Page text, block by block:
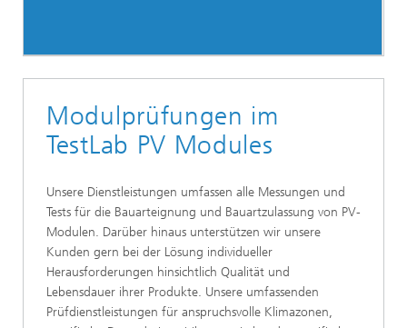
Modulprüfungen im
TestLab PV Modules
Unsere Dienstleistungen umfassen alle Messungen und
Tests für die Bauarteignung und Bauartzulassung von PV-
Modulen. Darüber hinaus unterstützen wir unsere
Kunden gern bei der Lösung individueller
Herausforderungen hinsichtlich Qualität und
Lebensdauer ihrer Produkte. Unsere umfassenden
Prüfdienstleistungen für anspruchsvolle Klimazonen,